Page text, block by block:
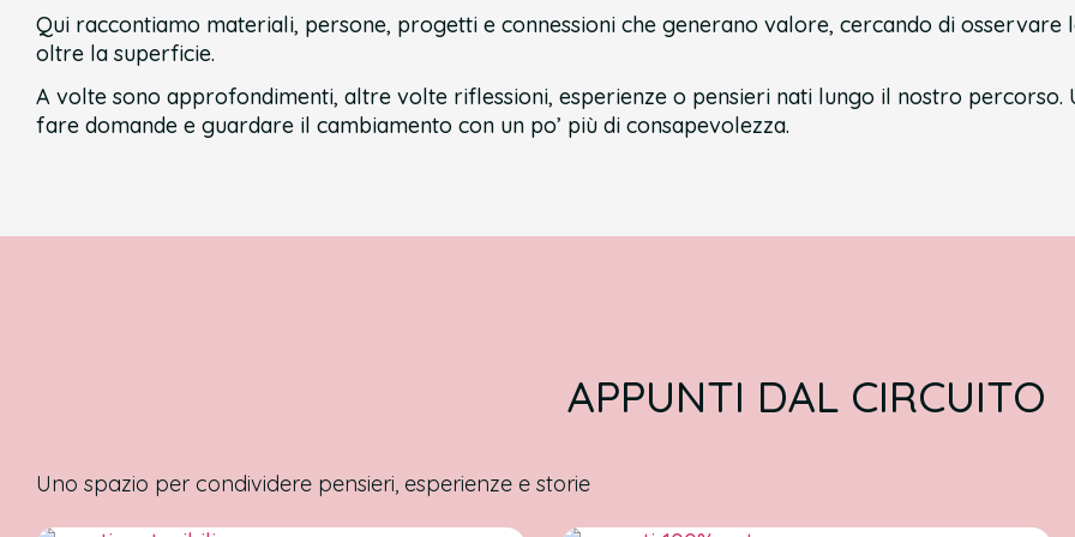
Qui raccontiamo materiali, persone, progetti e connessioni che generano valore, cercando di
oltre la superficie.
A volte sono approfondimenti, altre volte riflessioni, esperienze o pensieri nati lungo il nostro percorso.
fare domande e guardare il cambiamento con un po’ più di consapevolezza.
APPUNTI DAL CIRCUITO
Uno spazio per condividere pensieri, esperienze e storie